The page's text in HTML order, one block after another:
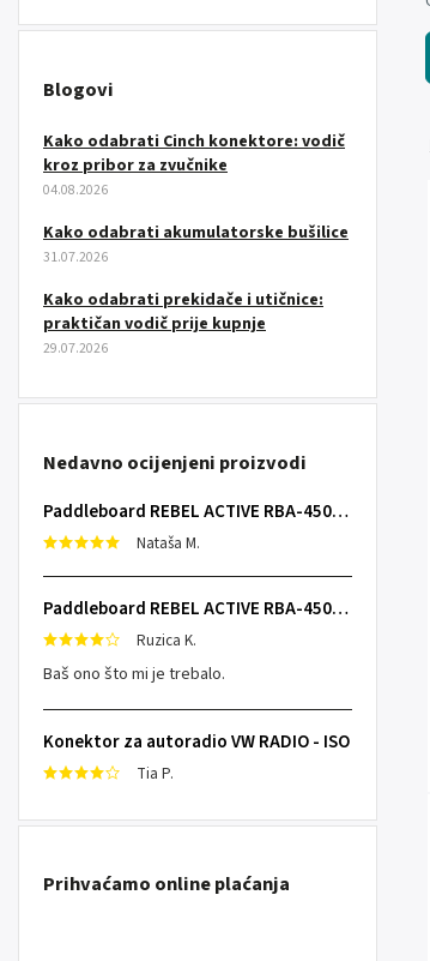
Blogovi
Kako odabrati Cinch konektore: vodič
kroz pribor za zvučnike
04.08.2026
Kako odabrati akumulatorske bušilice
31.07.2026
Kako odabrati prekidače i utičnice:
praktičan vodič prije kupnje
29.07.2026
Nedavno ocijenjeni proizvodi
Paddleboard REBEL ACTIVE RBA-4507 - sivi
Nataša M.
Paddleboard REBEL ACTIVE RBA-4507 - sivi
Ruzica K.
Baš ono što mi je trebalo.
Konektor za autoradio VW RADIO - ISO
Tia P.
Prihvaćamo online plaćanja